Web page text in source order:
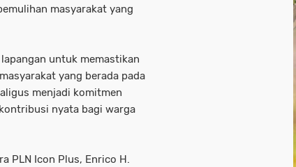
masyarakat yang
untuk memastikan
yang berada pada
menjadi komitmen
nyata bagi warga
PLN Icon Plus, Enrico H.